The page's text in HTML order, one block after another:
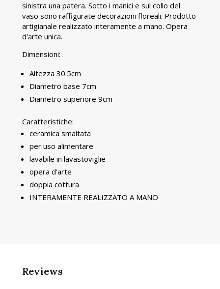
sinistra una patera. Sotto i manici e sul collo del
vaso sono raffigurate decorazioni floreali. Prodotto
artigianale realizzato interamente a mano. Opera
d'arte unica.
Dimensioni:
Altezza 30.5cm
Diametro base 7cm
Diametro superiore 9cm
Caratteristiche:
ceramica smaltata
per uso alimentare
lavabile in lavastoviglie
opera d'arte
doppia cottura
INTERAMENTE REALIZZATO A MANO
Reviews